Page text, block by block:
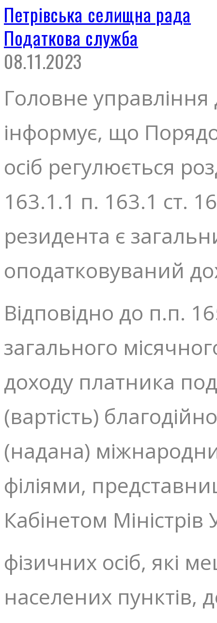
Петрівська селищна рада
Податкова служба
08.11.2023
Головне управління
інформує, що
осіб регулюється
163.1.1 п. 163.1 ст.
резидента є
оподатковуваний
Відповідно до п.п.
загального
доходу платника
(вартість)
(надана)
філіями,
Кабінетом
фізичних осіб, які
населених пунктів,